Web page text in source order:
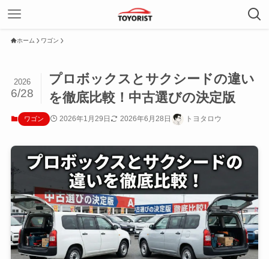
ホーム ワゴン
プロボックスとサクシードの違い
を徹底比較！中古選びの決定版
2026
6/28
ワゴン 2026年1月29日 2026年6月28日 トヨタロウ